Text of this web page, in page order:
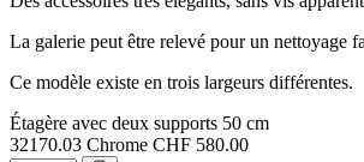
La galerie peut être relevé pour un nettoyage
Ce modèle existe en trois largeurs différentes.
Étagère avec deux supports 50 cm
32170.03 Chrome CHF 580.00